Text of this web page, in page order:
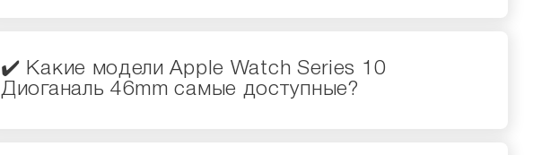
✔️ Какие модели Apple Watch Series 10
Диоганаль 46mm самые доступные?